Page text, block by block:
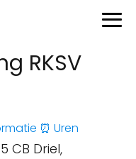
RKSV
⏰ Uren
CB Driel,